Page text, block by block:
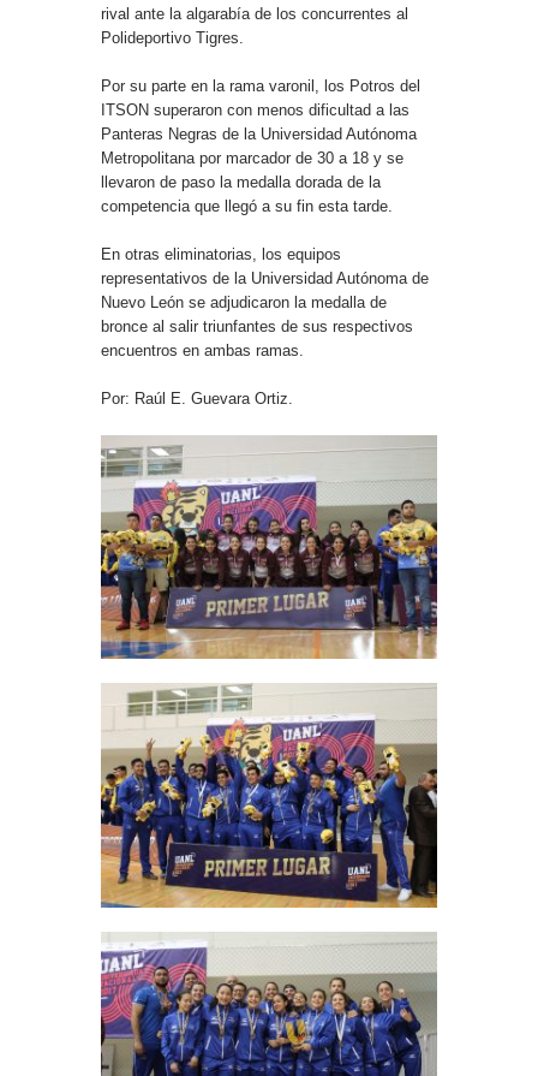
rival ante la algarabía de los concurrentes al
Polideportivo Tigres.
Por su parte en la rama varonil, los Potros del
ITSON superaron con menos dificultad a las
Panteras Negras de la Universidad Autónoma
Metropolitana por marcador de 30 a 18 y se
llevaron de paso la medalla dorada de la
competencia que llegó a su fin esta tarde.
En otras eliminatorias, los equipos
representativos de la Universidad Autónoma de
Nuevo León se adjudicaron la medalla de
bronce al salir triunfantes de sus respectivos
encuentros en ambas ramas.
Por: Raúl E. Guevara Ortiz.